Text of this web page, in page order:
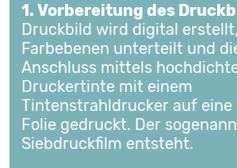
1. Vorbereitung des
Druckbild wird digital
Farbebenen unterteilt und
Anschluss mittels
Druckertinte mit einem
Tintenstrahldrucker auf
Folie gedruckt. Der
Siebdruckfilm entsteht.